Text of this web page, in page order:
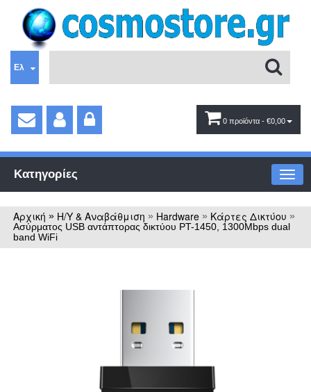
Ελ
0 προϊόντα - €0,00
Κατηγορίες
Αρχική » Η/Υ & Αναβάθμιση » Hardware » Κάρτες Δικτύου »
Ασύρματος USB αντάπτορας δικτύου PT-1450, 1300Mbps dual
band WiFi